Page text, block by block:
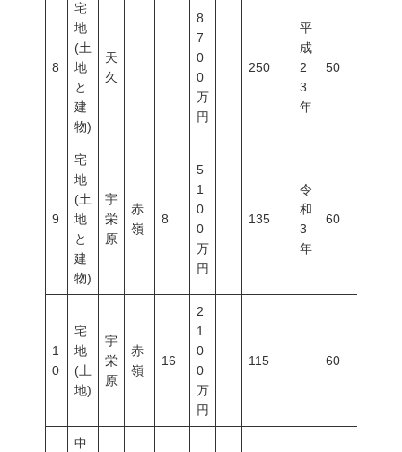
8
宅
地
(土
地
と
建
物)
天
久
8
7
0
0
万
円
250
平
成
2
3
年
50
9
宅
地
(土
地
と
建
物)
宇
栄
原
赤
嶺
8
5
1
0
0
万
円
135
令
和
3
年
60
1
0
宅
地
(土
地)
宇
栄
原
赤
嶺
16
2
1
0
0
万
円
115 60
中